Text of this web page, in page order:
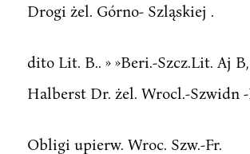
Drogi żel. Górno- Szląskiej .
dito Lit. B.. » »Beri.-Szcz.Lit. Aj
Halberst Dr. żel. Wrocl.-Szwidn -
Obligi upierw. Wroc. Szw.-Fr.